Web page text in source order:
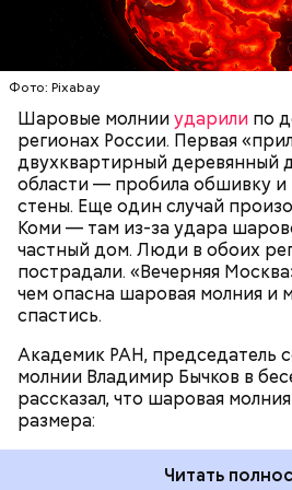
Фото: Pixabay
Шаровые молнииударили по
регионах России. Первая
двухквартирный деревянный
области — пробила обшивку
стены. Еще один случай
Коми — там из-за удара
частный дом. Люди в обоих
пострадали. «Вечерняя
чем опасна шаровая молния и
спастись.
Академик РАН, председатель
молнии Владимир Бычков в
рассказал, что шаровая
размера:
доходить до нескольких
проходит и через стекла, даже
следов. Она как капля
и в окно влезть, причем в
Сжимается, как воздушный
Читать
УЧЕНЫЕ МОЛНИИ
По его словам, солдаты не
трагедии. Подобных аварий
Поэтому он не испытывал
За свою земную жизнь он
добрых дел во славу Божию.
множество людей. В 1087 году
Угодника были перенесены в
Бар (Бари), где находятся и